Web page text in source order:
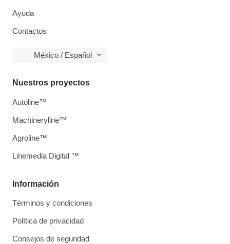
Ayuda
Contactos
México / Español
Información
Términos y condiciones
Política de privacidad
Consejos de seguridad
Nuestros proyectos
Autoline™
Machineryline™
Agroline™
Linemedia Digital ™